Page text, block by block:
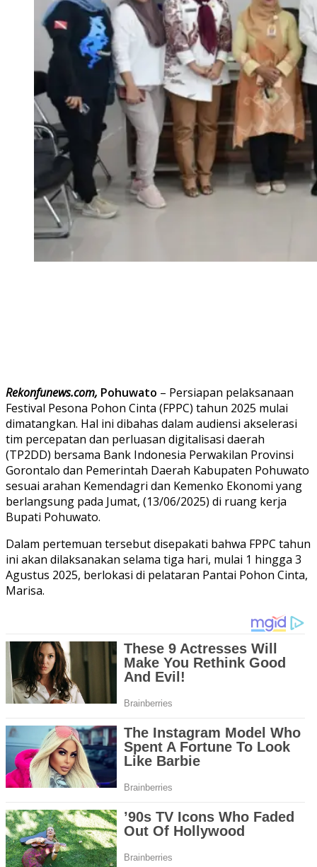
Rekonfunews.com, Pohuwato – Persiapan pelaksanaan
Festival Pesona Pohon Cinta (FPPC) tahun 2025 mulai
dimatangkan. Hal ini dibahas dalam audiensi akselerasi
tim percepatan dan perluasan digitalisasi daerah
(TP2DD) bersama Bank Indonesia Perwakilan Provinsi
Gorontalo dan Pemerintah Daerah Kabupaten Pohuwato
sesuai arahan Kemendagri dan Kemenko Ekonomi yang
berlangsung pada Jumat, (13/06/2025) di ruang kerja
Bupati Pohuwato.
Dalam pertemuan tersebut disepakati bahwa FPPC tahun
ini akan dilaksanakan selama tiga hari, mulai 1 hingga 3
Agustus 2025, berlokasi di pelataran Pantai Pohon Cinta,
Marisa.